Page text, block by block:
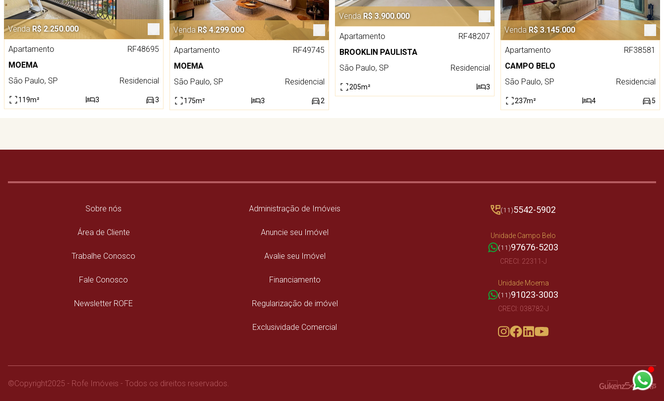
Venda R$ 2.250.000
Apartamento
RF48695
MOEMA
São Paulo, SP
Residencial
119m² 3 3
Venda R$ 4.299.000
Apartamento
RF49745
MOEMA
São Paulo, SP
Residencial
175m² 3 2
Venda R$ 3.900.000
Apartamento
RF48207
BROOKLIN PAULISTA
São Paulo, SP
Residencial
205m² 3
Venda R$ 3.145.000
Apartamento
RF38581
CAMPO BELO
São Paulo, SP
Residencial
237m² 4 5
Sobre nós
Área de Cliente
Trabalhe Conosco
Fale Conosco
Newsletter ROFE
Administração de Imóveis
Anuncie seu Imóvel
Avalie seu Imóvel
Financiamento
Regularização de imóvel
Exclusividade Comercial
(11)5542-5902
Unidade Campo Belo
(11)97676-5203
CRECI: 22311-J
Unidade Moema
(11)91023-3003
CRECI: 038782-J
©Copyright2025 - Rofe Imóveis - Todos os direitos reservados.